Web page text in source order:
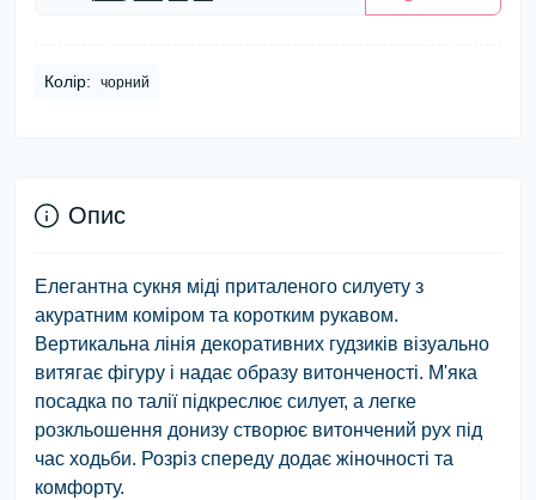
Колір: чорний
Опис
Елегантна сукня міді приталеного силуету з
акуратним коміром та коротким рукавом.
Вертикальна лінія декоративних гудзиків візуально
витягає фігуру і надає образу витонченості. М'яка
посадка по талії підкреслює силует, а легке
розкльошення донизу створює витончений рух під
час ходьби. Розріз спереду додає жіночності та
комфорту.